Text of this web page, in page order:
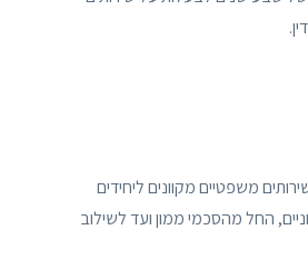
משפטיים מקוונים ליחידים
החל מהסכמי ממון ועד לשילוב